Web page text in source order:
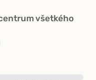
všetkého